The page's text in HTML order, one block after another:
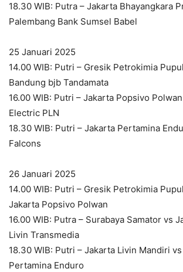
18.30 WIB: Putra – Jakarta Bhayangkara
Palembang Bank Sumsel Babel
25 Januari 2025
14.00 WIB: Putri – Gresik Petrokimia
Bandung bjb Tandamata
16.00 WIB: Putri – Jakarta Popsivo
Electric PLN
18.30 WIB: Putri – Jakarta Pertamina
Falcons
26 Januari 2025
14.00 WIB: Putri – Gresik Petrokimia
Jakarta Popsivo Polwan
16.00 WIB: Putra – Surabaya Samator vs
Livin Transmedia
18.30 WIB: Putri – Jakarta Livin Mandiri
Pertamina Enduro